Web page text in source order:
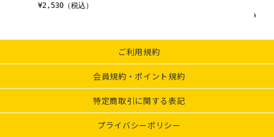
¥2,530（税込）
ご利用規約
会員規約・ポイント規約
特定商取引に関する表記
プライバシーポリシー